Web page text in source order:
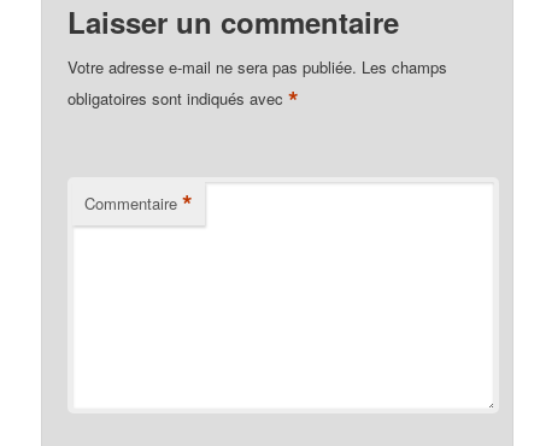
Laisser un commentaire
Votre adresse e-mail ne sera pas publiée. Les champs
obligatoires sont indiqués avec*
Commentaire *